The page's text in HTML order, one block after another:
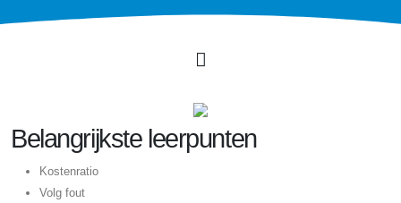
Belangrijkste leerpunten
Kostenratio
Volg fout